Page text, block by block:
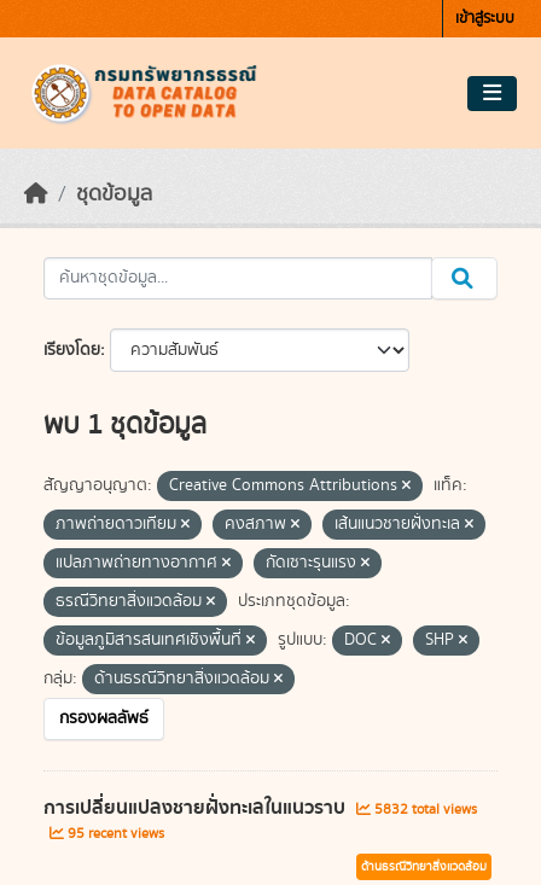
เข้าสู่ระบบ
ชุดข้อมูล
เรียงโดย
พบ 1 ชุดข้อมูล
สัญญาอนุญาต: Creative Commons Attributions
แท็ค:
ภาพถ่ายดาวเทียม
คงสภาพ
เส้นแนวชายฝั่งทะเล
แปลภาพถ่ายทางอากาศ
กัดเซาะรุนแรง
ธรณีวิทยาสิ่งแวดล้อม
ประเภทชุดข้อมูล:
ข้อมูลภูมิสารสนเทศเชิงพื้นที่
รูปแบบ: DOC
SHP
กลุ่ม:
ด้านธรณีวิทยาสิ่งแวดล้อม
กรองผลลัพธ์
การเปลี่ยนแปลงชายฝั่งทะเลในแนวราบ
5832 total views
95 recent views
ด้านธรณีวิทยาสิ่งแวดล้อม